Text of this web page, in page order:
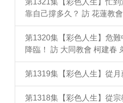
第1321集【彩色人生】忙
靠自己撐多久？ 訪 花蓮教
第1320集【彩色人生】危難
降臨！ 訪 大同教會 柯建春
第1319集【彩色人生】從
第1318集【彩色人生】從